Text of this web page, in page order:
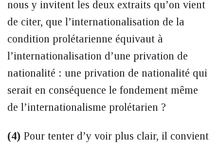
nous y invitent les deux extraits qu’on vient
de citer, que l’internationalisation de la
condition prolétarienne équivaut à
l’internationalisation d’une privation de
nationalité : une privation de nationalité qui
serait en conséquence le fondement même
de l’internationalisme prolétarien ?
(4) Pour tenter d’y voir plus clair, il convient